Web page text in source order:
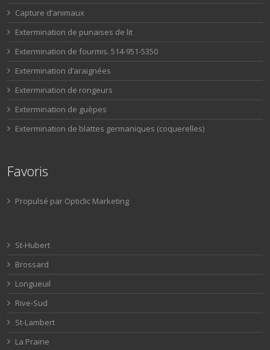
Capture d’animaux
Extermination de punaises de lit
Extermination de fourmis. 514-951-5350
Extermination d’araignées
Extermination de rongeurs
Extermination de guèpes
Extermination de blattes germaniques (coquerelles)
Favoris
Propulsé par Opticlic Marketing
St-Hubert
Brossard
Longueuil
Rive-Sud
St-Lambert
La Prairie